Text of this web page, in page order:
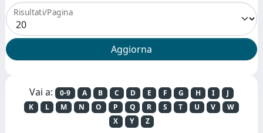
Risultati/Pagina
Vai a: 0-9 A B C D E F G H I
J
K
L M N O P Q R S T U V
W
X
Y Z